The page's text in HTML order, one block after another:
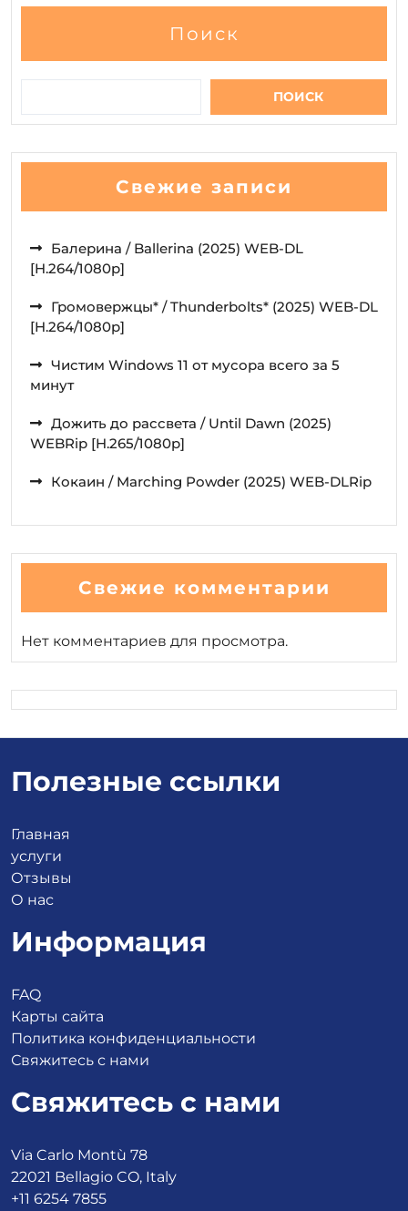
Поиск
ПОИСК
Свежие записи
Балерина / Ballerina (2025) WEB-DL
[H.264/1080p]
Громовержцы* / Thunderbolts* (2025) WEB-DL
[H.264/1080p]
Чистим Windows 11 от мусора всего за 5
минут
Дожить до рассвета / Until Dawn (2025)
WEBRip [H.265/1080p]
Кокаин / Marching Powder (2025) WEB-DLRip
Свежие комментарии
Нет комментариев для просмотра.
Полезные ссылки
Главная
услуги
Отзывы
О нас
Информация
FAQ
Карты сайта
Политика конфиденциальности
Свяжитесь с нами
Свяжитесь с нами
Via Carlo Montù 78
22021 Bellagio CO, Italy
+11 6254 7855